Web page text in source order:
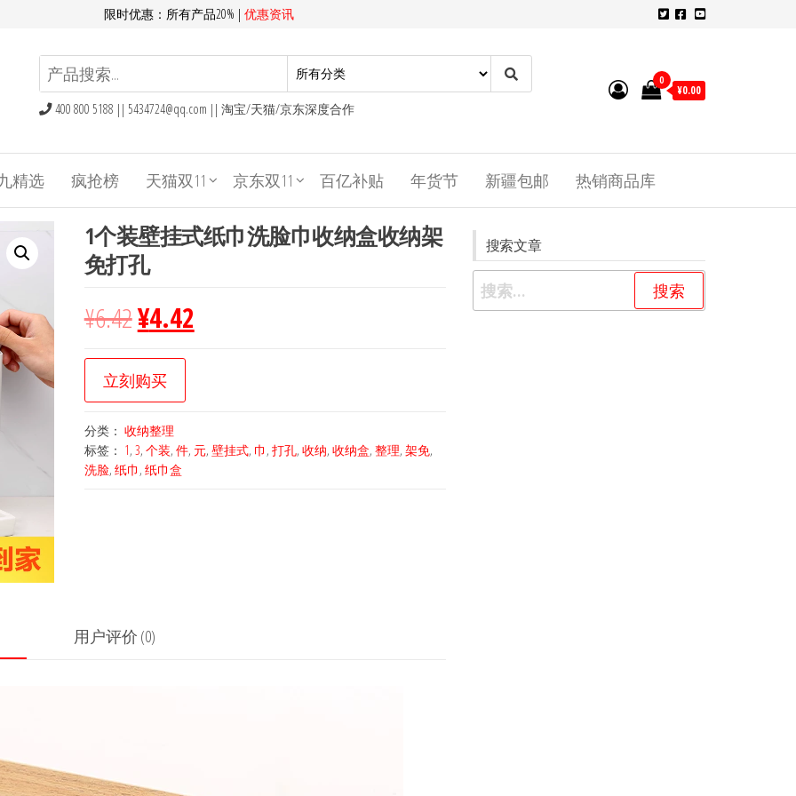
限时优惠：所有产品20% | 优惠资讯
400 800 5188 || 5434724@qq.com || 淘宝/天猫/京东深度合作
0
¥0.00
精选 疯抢榜 天猫双11 京东双11 百亿补贴 年货节 新疆包邮 热销商品库
1个装壁挂式纸巾洗脸巾收纳盒收纳架
免打孔
¥6.42¥4.42
立刻购买
分类： 收纳整理
标签： 1, 3, 个装, 件, 元, 壁挂式, 巾 , 打孔, 收纳, 收纳盒, 整理, 架免,
洗脸, 纸巾 , 纸巾盒
用户评价 (0)
搜索文章